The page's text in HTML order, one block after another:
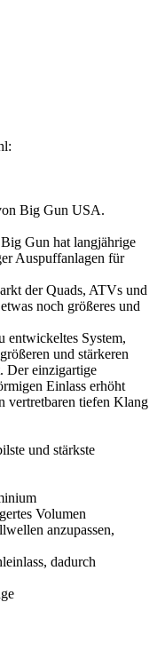
Big Gun USA.
Gun hat langjährige
Auspuffanlagen für
der Quads, ATVs und
noch größeres und
entwickeltes System,
und stärkeren
Der einzigartige
Einlass erhöht
vertretbaren tiefen Klang
und stärkste
Volumen
anzupassen,
dadurch